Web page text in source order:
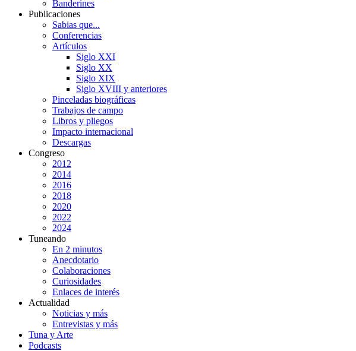
Banderines
Publicaciones
Sabias que...
Conferencias
Artículos
Siglo XXI
Siglo XX
Siglo XIX
Siglo XVIII y anteriores
Pinceladas biográficas
Trabajos de campo
Libros y pliegos
Impacto internacional
Descargas
Congreso
2012
2014
2016
2018
2020
2022
2024
Tuneando
En 2 minutos
Anecdotario
Colaboraciones
Curiosidades
Enlaces de interés
Actualidad
Noticias y más
Entrevistas y más
Tuna y Arte
Podcasts